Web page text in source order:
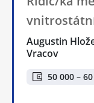
Augustin
Vracov
50 000 –